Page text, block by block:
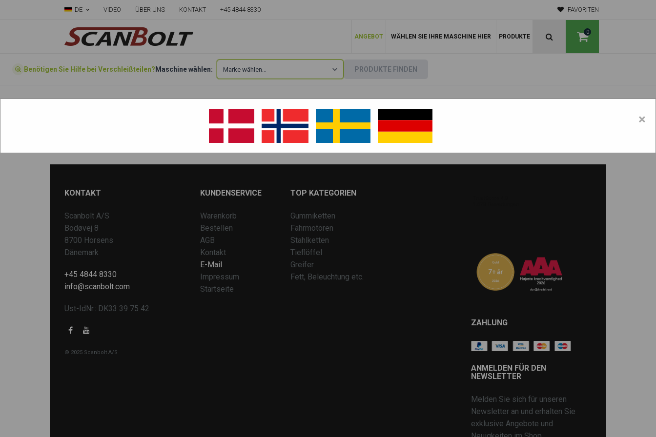
DE VIDEO ÜBER UNS KONTAKT +45 4844 8330 FAVORITEN
0
ANGEBOT WÄHLEN SIE IHRE MASCHINE HIER PRODUKTE
Benötigen Sie Hilfe bei Verschleißteilen? Maschine wählen: PRODUKTE FINDEN
TB75 FR
KONTAKT
Scanbolt A/S
Bodøvej 8
8700 Horsens
Dänemark
+45 4844 8330
info@scanbolt.com
Ust-IdNr.: DK33 39 75 42
© 2025 Scanbolt A/S
KUNDENSERVICE
Warenkorb
Bestellen
AGB
Kontakt
E-Mail
Impressum
Startseite
TOP KATEGORIEN
Gummiketten
Fahrmotoren
Stahlketten
Tieflöffel
Greifer
Fett, Beleuchtung etc.
ZAHLUNG
ANMELDEN FÜR DEN
NEWSLETTER
Melden Sie sich für unseren
Newsletter an und erhalten Sie
exklusive Angebote und
×